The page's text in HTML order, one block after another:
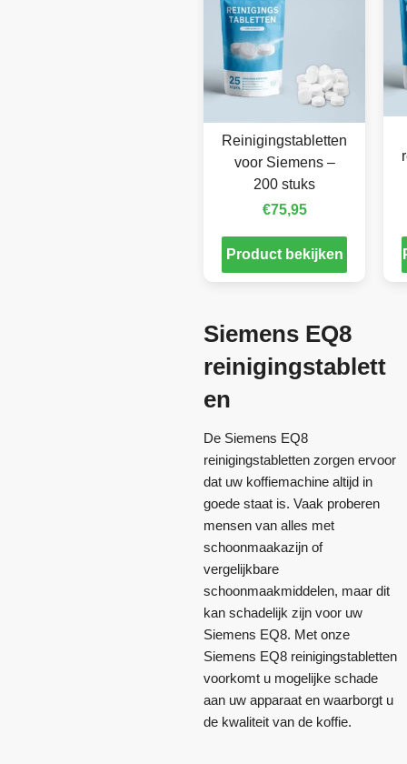
Reinigingstabletten
voor Siemens –
200 stuks
€75,95
Product bekijken
Siemens EQ8
reinigingstablett
en
De Siemens EQ8
reinigingstabletten zorgen ervoor
dat uw koffiemachine altijd in
goede staat is. Vaak proberen
mensen van alles met
schoonmaakazijn of
vergelijkbare
schoonmaakmiddelen, maar dit
kan schadelijk zijn voor uw
Siemens EQ8. Met onze
Siemens EQ8 reinigingstabletten
voorkomt u mogelijke schade
aan uw apparaat en waarborgt u
de kwaliteit van de koffie.